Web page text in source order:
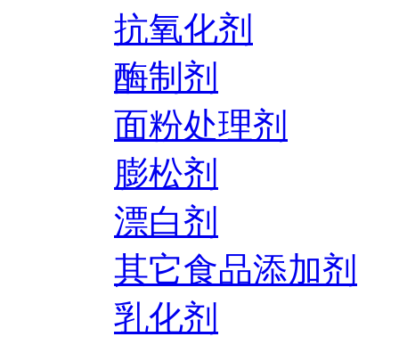
抗氧化剂
酶制剂
面粉处理剂
膨松剂
漂白剂
其它食品添加剂
乳化剂